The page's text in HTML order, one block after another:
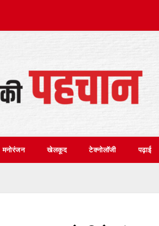
मनोरंजन खेलकूद टेक्नोलॉजी पढ़ाई